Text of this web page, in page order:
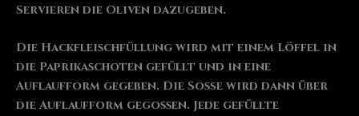
Servieren die Oliven dazugeben.
Die Hackfleischfüllung wird mit einem Löffel in
die Paprikaschoten gefüllt und in eine
Auflaufform gegeben. Die Soße wird dann über
die Auflaufform gegossen. Jede gefüllte